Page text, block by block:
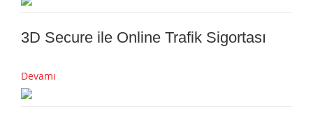
3D Secure ile Online Trafik Sigortası
Devamı